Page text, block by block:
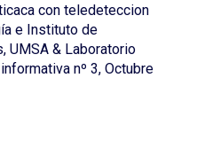
con teledeteccion
e Instituto de
UMSA & Laboratorio
nº 3, Octubre